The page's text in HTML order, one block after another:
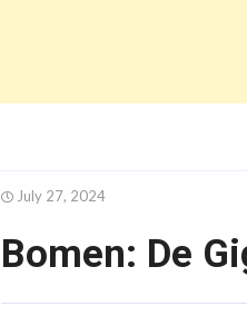
July 27, 2024
Bomen: De